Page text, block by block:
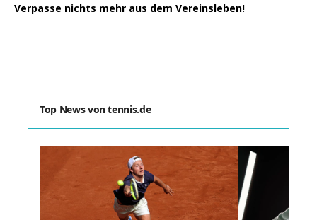
Verpasse nichts mehr aus dem Vereinsleben!